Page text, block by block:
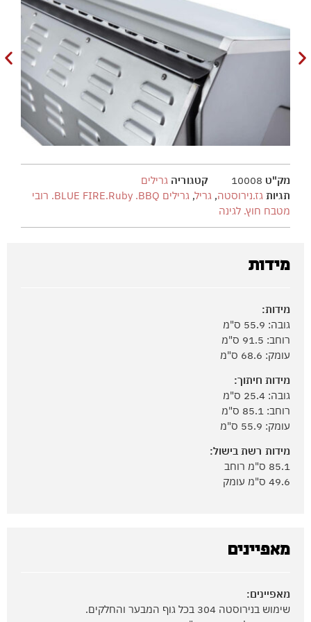
מק"ט 10008 קטגוריה גרילים
תגיות גז.נירוסטה, גריל,
גרילים BLUE FIRE.Ruby .BBQ. רובי
מטבח חוץ. לגינה
מידות
מידות:
גובה: 55.9 ס"מ
רוחב: 91.5 ס"מ
עומק: 68.6 ס"מ
מידות חיתוך:
גובה: 25.4 ס"מ
רוחב: 85.1 ס"מ
עומק: 55.9 ס"מ
מידות רשת בישול:
85.1 ס"מ רוחב
49.6 ס"מ עומק
מאפיינים
מאפיינים:
שימוש בנירוסטה 304 בכל גוף המבער והחלקים.